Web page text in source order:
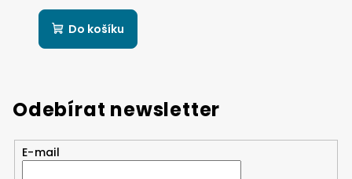
Do košíku
Odebírat newsletter
E-mail